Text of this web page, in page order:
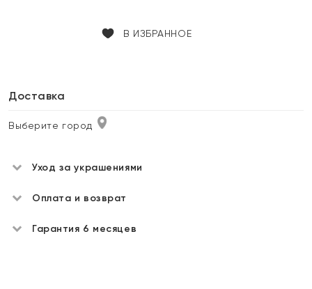
В ИЗБРАННОЕ
Доставка
Выберите город
Уход за украшениями
Оплата и возврат
Гарантия 6 месяцев